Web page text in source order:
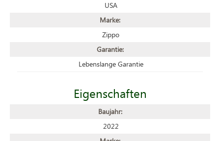
USA
Marke:
Zippo
Garantie:
Lebenslange Garantie
Eigenschaften
Baujahr:
2022